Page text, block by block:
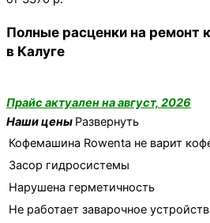
Полные расценки на ремонт
в Калуге
Прайс актуален на август, 2026
Наши цены Развернуть
Кофемашина Rowenta не варит
Засор гидросистемы
Нарушена герметичность
Не работает заварочное